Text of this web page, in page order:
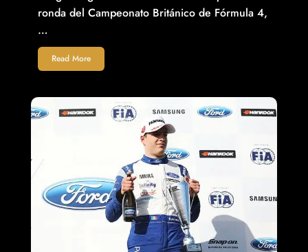
ronda del Campeonato Británico de Fórmula 4,
…
Read More